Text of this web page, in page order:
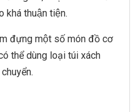
khá thuận tiện.
đựng một số món đồ cơ
thể dùng loại túi xách